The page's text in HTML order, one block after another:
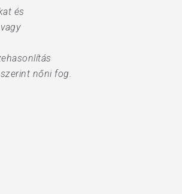
és
nőni fog.